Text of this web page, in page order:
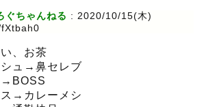
ぐちゃんねる : 2020/10/15(木)
、お茶
ュ→鼻セレブ
→カレーメシ